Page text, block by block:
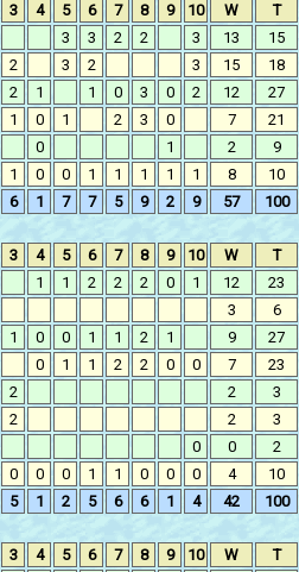
3 4 5 6 7 8 9 10 W T
3 3 2 2 3 13 15
2 3 2 3 15 18
2 1 1 0 3 0 2 12 27
1 0 1 2 3 0 7 21
0 1 2 9
1 0 0 1 1 1 1 1 8 10
6 1 7 7 5 9 2 9 57 100
3 4 5 6 7 8 9 10 W T
1 1 2 2 2 0 1 12 23
3 6
1 0 0 1 1 2 1 9 27
0 1 1 2 2 0 0 7 23
2 2 3
2 2 3
0 0 2
0 0 0 1 1 0 0 0 4 10
5 1 2 5 6 6 1 4 42 100
3 4 5 6 7 8 9 10 W T